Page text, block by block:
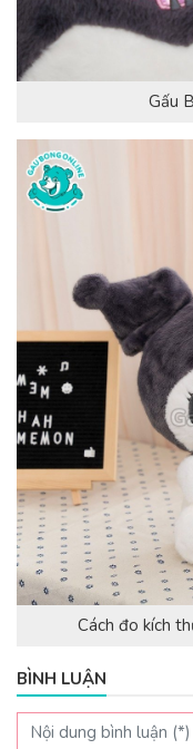
Gấu
Cách đo kích
BÌNH LUẬN